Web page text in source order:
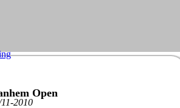
Open
2010